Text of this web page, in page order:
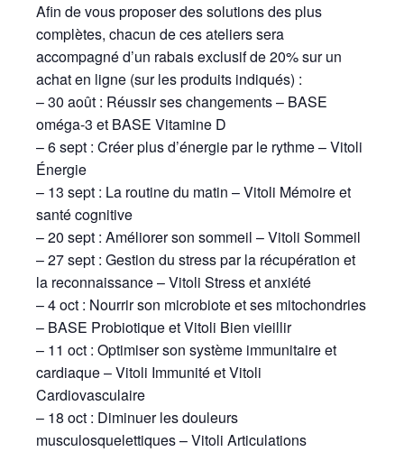
Afin de vous proposer des solutions des plus
complètes, chacun de ces ateliers sera
accompagné d’un rabais exclusif de 20% sur un
achat en ligne (sur les produits indiqués) :
– 30 août : Réussir ses changements – BASE
oméga-3 et BASE Vitamine D
– 6 sept : Créer plus d’énergie par le rythme – Vitoli
Énergie
– 13 sept : La routine du matin – Vitoli Mémoire et
santé cognitive
– 20 sept : Améliorer son sommeil – Vitoli Sommeil
– 27 sept : Gestion du stress par la récupération et
la reconnaissance – Vitoli Stress et anxiété
– 4 oct : Nourrir son microbiote et ses mitochondries
– BASE Probiotique et Vitoli Bien vieillir
– 11 oct : Optimiser son système immunitaire et
cardiaque – Vitoli Immunité et Vitoli
Cardiovasculaire
– 18 oct : Diminuer les douleurs
musculosquelettiques – Vitoli Articulations